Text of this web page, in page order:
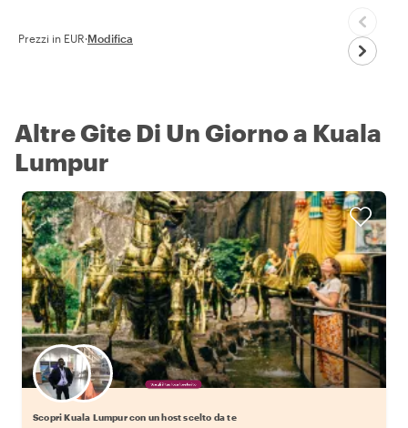
Prezzi in EUR·Modifica
Altre Gite Di Un Giorno a Kuala
Lumpur
Scegli il tuo local preferito
Scopri Kuala Lumpur con un host scelto da te